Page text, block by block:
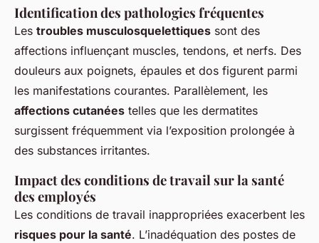
Identification des pathologies fréquentes
Les troubles musculosquelettiques sont des
affections influençant muscles, tendons, et nerfs. Des
douleurs aux poignets, épaules et dos figurent parmi
les manifestations courantes. Parallèlement, les
affections cutanées telles que les dermatites
surgissent fréquemment via l’exposition prolongée à
des substances irritantes.
Impact des conditions de travail sur la santé
des employés
Les conditions de travail inappropriées exacerbent les
risques pour la santé. L’inadéquation des postes de